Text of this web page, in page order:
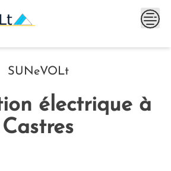
SUNeVOLt
électrique à
Castres